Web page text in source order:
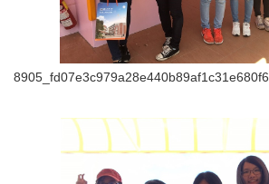
8905_fd07e3c979a28e440b89af1c31e680f6